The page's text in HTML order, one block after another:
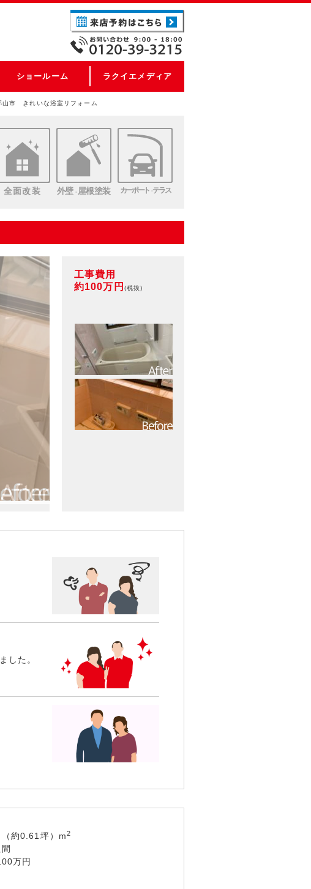
ショールーム ラクイエメディア
山市 きれいな浴室リフォーム
全面改装 外壁・ 屋根塗装 カーポート・テラス
工事費用
約100万円 (税抜)
した。
（約0.61坪）m2
万円